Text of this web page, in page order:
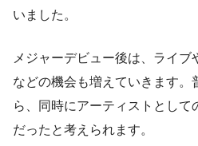
いました。
メジャーデビュー後は、ライ
などの機会も増えていきます。
ら、同時にアーティストとして
だったと考えられます。